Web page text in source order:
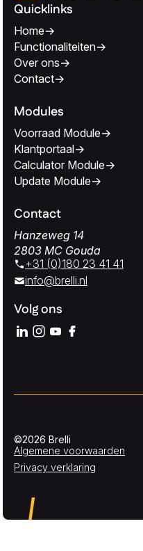
Quicklinks
Home
Functionaliteiten
Over ons
Contact
Modules
Voorraad Module
Klantportaal
Calculator Module
Update Module
Contact
Hanzeweg 14
2803 MC Gouda
+31 (0)180 23 41 41
info@brelli.nl
Volg ons
©2026 Brelli
Algemene voorwaarden
Privacy verklaring